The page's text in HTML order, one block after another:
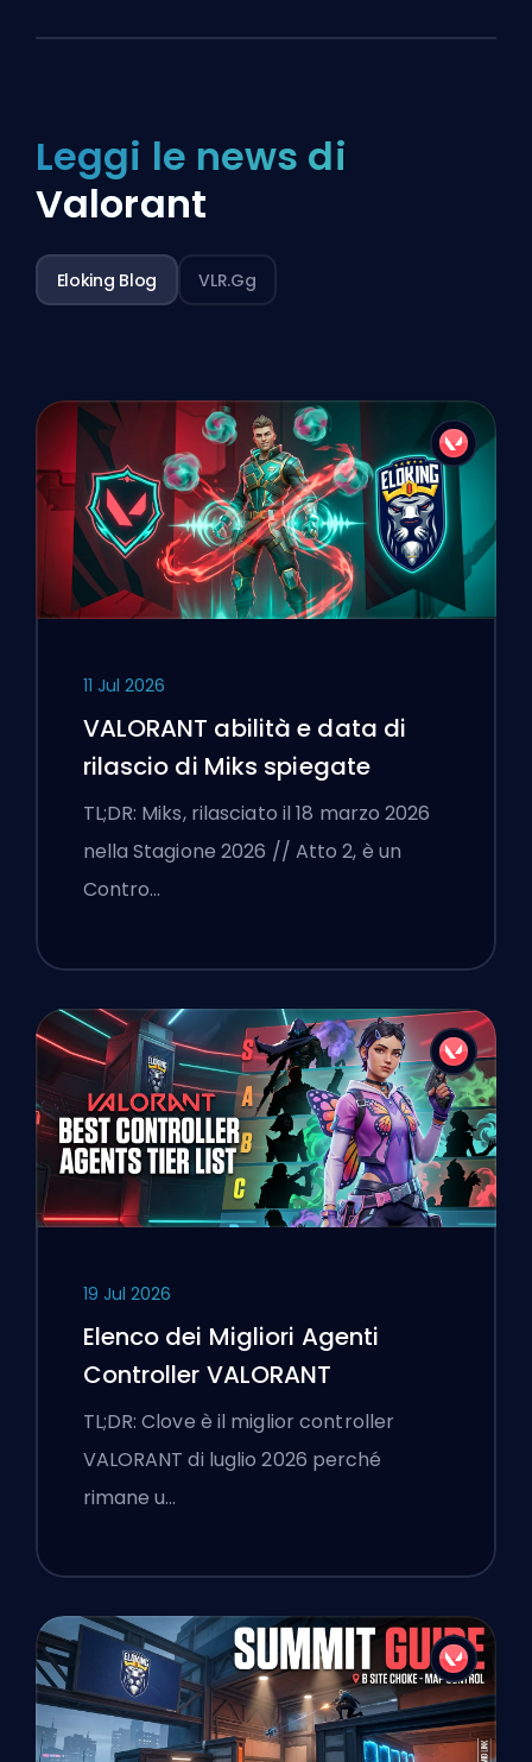
Leggi le news di
Valorant
Eloking Blog VLR.gg
11 Jul 2026
VALORANT abilità e data di
rilascio di Miks spiegate
TL;DR: Miks, rilasciato il 18 marzo 2026
nella Stagione 2026 // Atto 2, è un
Contro…
19 Jul 2026
Elenco dei Migliori Agenti
Controller VALORANT
TL;DR: Clove è il miglior controller
VALORANT di luglio 2026 perché
rimane u…